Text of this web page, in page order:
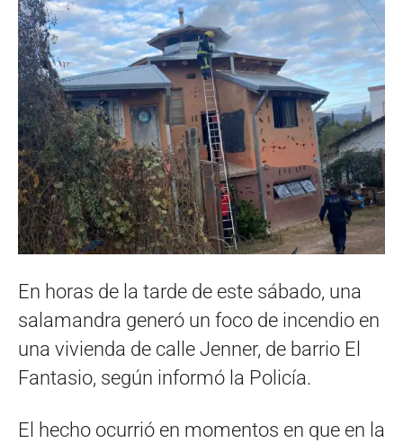
En horas de la tarde de este sábado, una
salamandra generó un foco de incendio en
una vivienda de calle Jenner, de barrio El
Fantasio, según informó la Policía.
El hecho ocurrió en momentos en que en la